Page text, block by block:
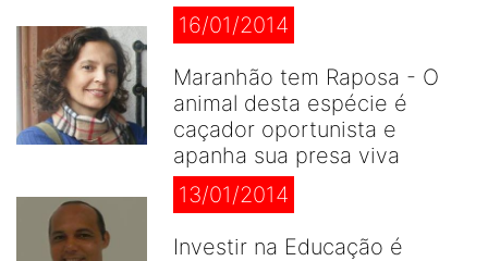
16/01/2014
Maranhão tem Raposa - O
animal desta espécie é
caçador oportunista e
apanha sua presa viva
13/01/2014
Investir na Educação é